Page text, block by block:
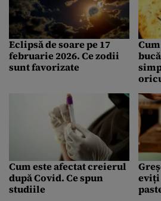
Eclipsă de soare pe 17
februarie 2026. Ce zodii
sunt favorizate
Cum este afectat creierul
după Covid. Ce spun
studiile
eviți